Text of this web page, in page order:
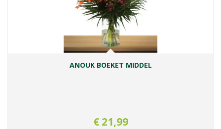
ANOUK BOEKET MIDDEL
€ 21,99